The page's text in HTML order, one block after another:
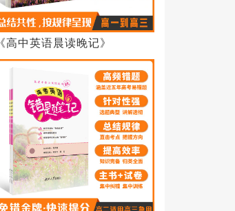
《高中英语晨读晚记》